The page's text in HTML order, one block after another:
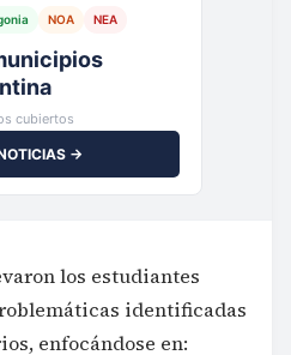
NOA NEA
cubiertos
→
los estudiantes
identificadas
enfocándose en: